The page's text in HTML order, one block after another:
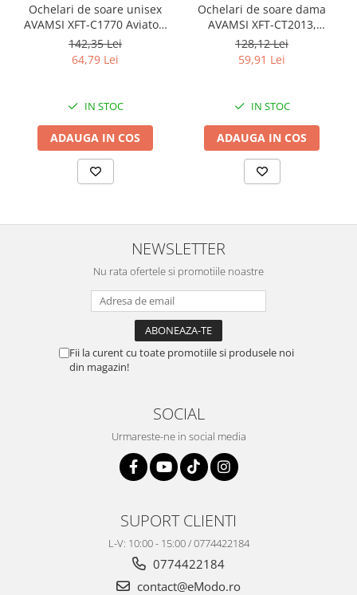
Ochelari de soare unisex
AVAMSI XFT-C1770 Aviator,
Polarizati, Negru
142,35 Lei
64,79 Lei
IN STOC
ADAUGA IN COS
Ochelari de soare dama
AVAMSI XFT-CT2013,
Polarizati, Galben
128,12 Lei
59,91 Lei
IN STOC
ADAUGA IN COS
NEWSLETTER
Nu rata ofertele si promotiile noastre
Fii la curent cu toate promotiile si produsele noi
din magazin!
SOCIAL
Urmareste-ne in social media
SUPORT CLIENTI
L-V: 10:00 - 15:00 / 0774422184
0774422184
contact@eModo.ro